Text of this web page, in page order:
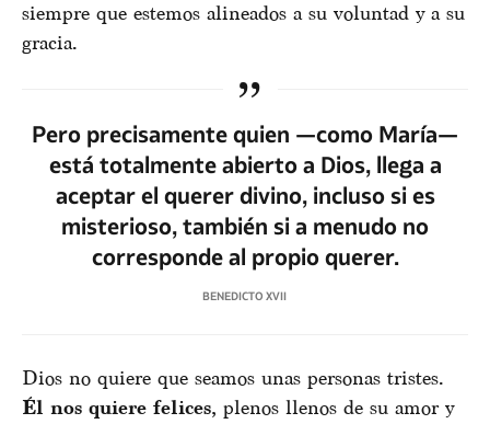
siempre que estemos alineados a su voluntad y a su
gracia.
Pero precisamente quien —como María—
está totalmente abierto a Dios, llega a
aceptar el querer divino, incluso si es
misterioso, también si a menudo no
corresponde al propio querer.
BENEDICTO XVII
Dios no quiere que seamos unas personas tristes.
Él nos quiere felices, plenos llenos de su amor y